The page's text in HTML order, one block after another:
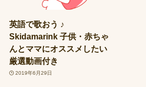
英語で歌おう ♪
Skidamarink 子供・赤ちゃ
んとママにオススメしたい
厳選動画付き
2019年6月29日